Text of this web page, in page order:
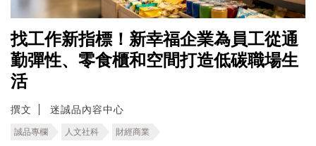
找工作新指標！新幸福企業為員工從通
勤彈性、零食櫃和空間打造低碳職場生
活
撰文 迷誠品內容中心
誠品專欄 人文社科 財經商業